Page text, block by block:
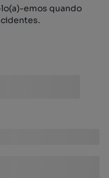
emos quando